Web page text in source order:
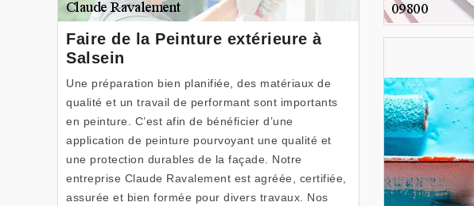
Faire de la Peinture extérieure à
Salsein
Une préparation bien planifiée, des matériaux de
qualité et un travail de performant sont importants
en peinture. C’est afin de bénéficier d’une
application de peinture pourvoyant une qualité et
une protection durables de la façade. Notre
entreprise Claude Ravalement est agréée, certifiée,
assurée et bien formée pour divers travaux. Nos